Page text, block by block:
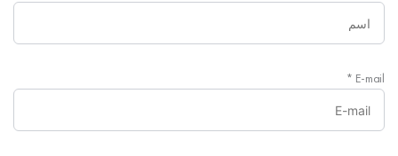
E-mail
*